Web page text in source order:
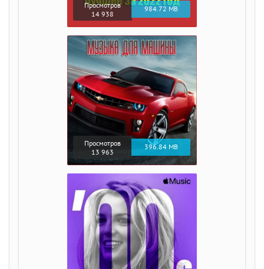
Просмотров
14 938
984.72 MB
Просмотров
13 963
396.84 MB